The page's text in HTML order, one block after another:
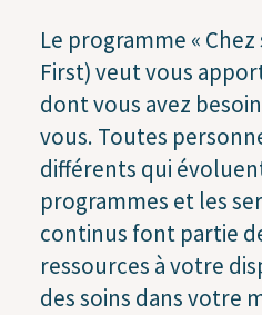
Le programme «
First) veut vous
dont vous avez
vous. Toutes
différents qui
programmes et les
continus font partie
ressources à votre
des soins dans votre